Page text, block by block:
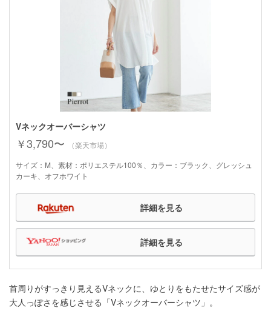
Vネックオーバーシャツ
￥3,790〜
（楽天市場）
サイズ：M、素材：ポリエステル100％、カラー：ブラック、グレッシュ
カーキ、オフホワイト
詳細を見る
詳細を見る
首周りがすっきり見えるVネックに、ゆとりをもたせたサイズ感が
大人っぽさを感じさせる「Vネックオーバーシャツ」。